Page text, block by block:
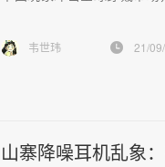
韦世玮 21/
山寨降噪耳机乱象